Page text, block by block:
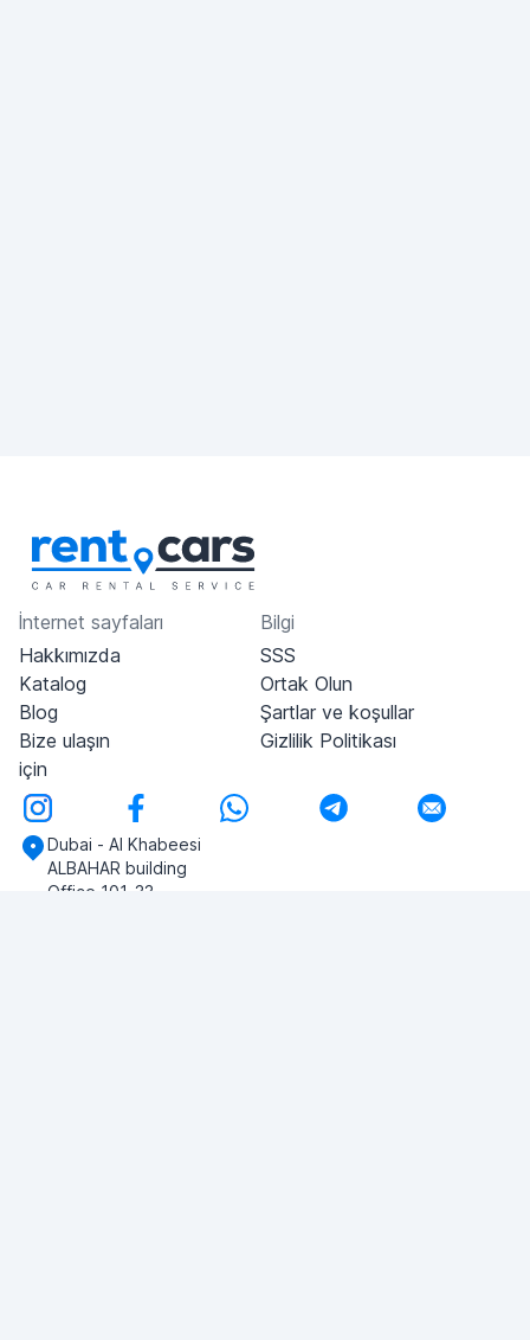
İnternet sayfaları
Hakkımızda
Katalog
Blog
Bize ulaşın
için
Bilgi
SSS
Ortak Olun
Şartlar ve koşullar
Gizlilik Politikası
Dubai - Al Khabeesi
ALBAHAR building
Office 101-33